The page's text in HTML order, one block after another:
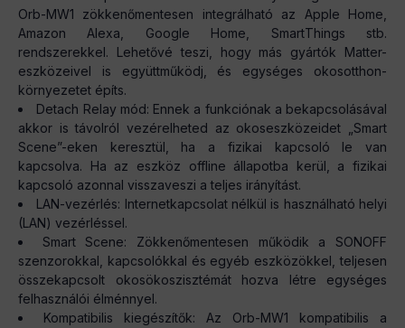
Orb-MW1 zökkenőmentesen integrálható az Apple Home,
Amazon Alexa, Google Home, SmartThings stb.
rendszerekkel. Lehetővé teszi, hogy más gyártók Matter-
eszközeivel is együttműködj, és egységes okosotthon-
környezetet építs.
Detach Relay mód: Ennek a funkciónak a bekapcsolásával
akkor is távolról vezérelheted az okoseszközeidet „Smart
Scene”-eken keresztül, ha a fizikai kapcsoló le van
kapcsolva. Ha az eszköz offline állapotba kerül, a fizikai
kapcsoló azonnal visszaveszi a teljes irányítást.
LAN-vezérlés: Internetkapcsolat nélkül is használható helyi
(LAN) vezérléssel.
Smart Scene: Zökkenőmentesen működik a SONOFF
szenzorokkal, kapcsolókkal és egyéb eszközökkel, teljesen
összekapcsolt okosökoszisztémát hozva létre egységes
felhasználói élménnyel.
Kompatibilis kiegészítők: Az Orb-MW1 kompatibilis a